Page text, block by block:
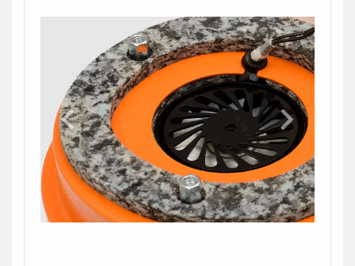
Отправить заявку
Напишите ваш вопрос в форму и укажите
контакт. Менеджер свяжется с вами в
ближайшее время и проконсультирует.